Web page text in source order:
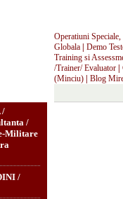
Operatiuni
Globala
Demo
Training si
/Trainer/ Evaluator
(Minciu)
Blog
/
/
Militare
/